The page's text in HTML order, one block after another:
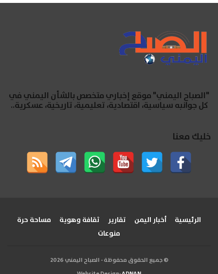
"الصباح اليمني" موقع إخباري متخصص بالشأن اليمني في
كل جوانبه سياسية، اقتصادية، تعليمية، تاريخية، عسكرية..
خليك معنا
الرئيسية أخبار اليمن تقارير ثقافة وهوية
مساحة حرة
منوعات
© جميع الحقوق محفوظة - الصباح اليمني 2026